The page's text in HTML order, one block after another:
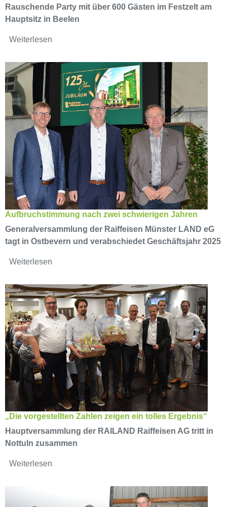
Rauschende Party mit über 600 Gästen im Festzelt am
Hauptsitz in Beelen
Weiterlesen
Aufbruchstimmung nach zwei schwierigen Jahren
Generalversammlung der Raiffeisen Münster LAND eG
tagt in Ostbevern und verabschiedet Geschäftsjahr 2025
Weiterlesen
„Die vorgestellten Zahlen zeigen ein tolles Ergebnis“
Hauptversammlung der RAILAND Raiffeisen AG tritt in
Nottuln zusammen
Weiterlesen